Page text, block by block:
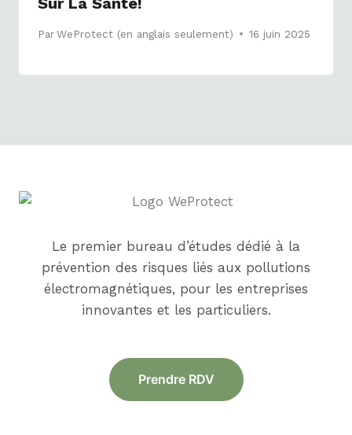
ParWeProtect (en anglais seulement) 16 juin 2025
Le premier bureau d’études dédié à la
prévention des risques liés aux pollutions
électromagnétiques, pour les entreprises
innovantes et les particuliers.
Prendre RDV